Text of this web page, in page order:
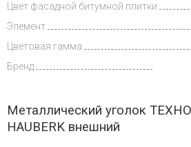
Цвет фасадной битумной плитки
Элемент
Цветовая гамма
Бренд
Металлический уголок
HAUBERK внешний